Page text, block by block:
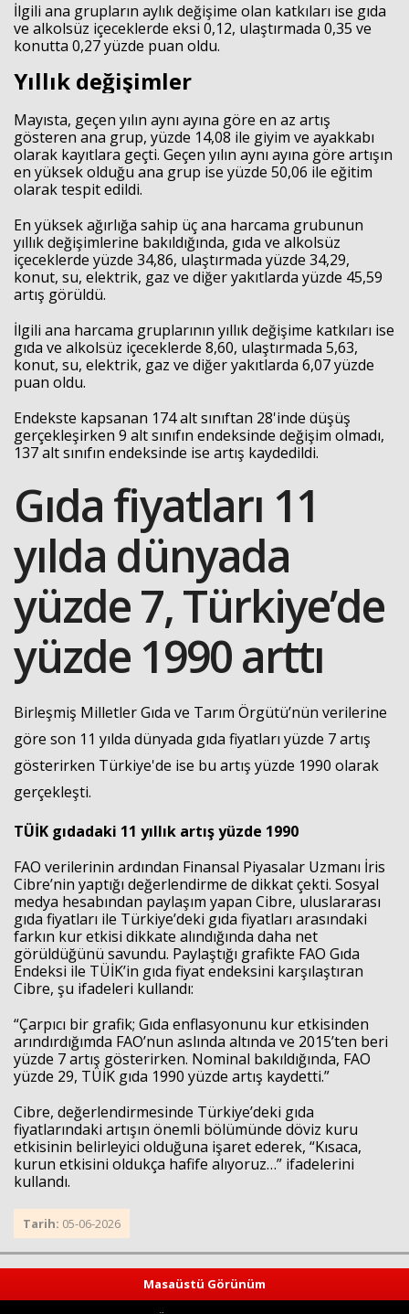
İlgili ana grupların aylık değişime olan katkıları ise gıda
ve alkolsüz içeceklerde eksi 0,12, ulaştırmada 0,35 ve
konutta 0,27 yüzde puan oldu.
Yıllık değişimler
Mayısta, geçen yılın aynı ayına göre en az artış
gösteren ana grup, yüzde 14,08 ile giyim ve ayakkabı
olarak kayıtlara geçti. Geçen yılın aynı ayına göre artışın
en yüksek olduğu ana grup ise yüzde 50,06 ile eğitim
olarak tespit edildi.
En yüksek ağırlığa sahip üç ana harcama grubunun
yıllık değişimlerine bakıldığında, gıda ve alkolsüz
içeceklerde yüzde 34,86, ulaştırmada yüzde 34,29,
konut, su, elektrik, gaz ve diğer yakıtlarda yüzde 45,59
artış görüldü.
İlgili ana harcama gruplarının yıllık değişime katkıları ise
gıda ve alkolsüz içeceklerde 8,60, ulaştırmada 5,63,
konut, su, elektrik, gaz ve diğer yakıtlarda 6,07 yüzde
puan oldu.
Endekste kapsanan 174 alt sınıftan 28'inde düşüş
gerçekleşirken 9 alt sınıfın endeksinde değişim olmadı,
137 alt sınıfın endeksinde ise artış kaydedildi.
Gıda fiyatları 11
yılda dünyada
yüzde 7, Türkiye’de
yüzde 1990 arttı
Birleşmiş Milletler Gıda ve Tarım Örgütü’nün verilerine
göre son 11 yılda dünyada gıda fiyatları yüzde 7 artış
gösterirken Türkiye'de ise bu artış yüzde 1990 olarak
gerçekleşti.
TÜİK gıdadaki 11 yıllık artış yüzde 1990
FAO verilerinin ardından Finansal Piyasalar Uzmanı İris
Cibre’nin yaptığı değerlendirme de dikkat çekti. Sosyal
medya hesabından paylaşım yapan Cibre, uluslararası
gıda fiyatları ile Türkiye’deki gıda fiyatları arasındaki
farkın kur etkisi dikkate alındığında daha net
görüldüğünü savundu. Paylaştığı grafikte FAO Gıda
Endeksi ile TÜİK’in gıda fiyat endeksini karşılaştıran
Cibre, şu ifadeleri kullandı:
“Çarpıcı bir grafik; Gıda enflasyonunu kur etkisinden
arındırdığımda FAO’nun aslında altında ve 2015’ten beri
yüzde 7 artış gösterirken. Nominal bakıldığında, FAO
yüzde 29, TÜİK gıda 1990 yüzde artış kaydetti.”
Cibre, değerlendirmesinde Türkiye’deki gıda
fiyatlarındaki artışın önemli bölümünde döviz kuru
etkisinin belirleyici olduğuna işaret ederek, “Kısaca,
kurun etkisini oldukça hafife alıyoruz…” ifadelerini
kullandı.
Tarih: 05-06-2026
Masaüstü Görünüm